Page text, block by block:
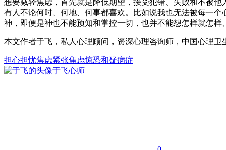
有人不论何时、何地、何事都喜欢。比如说我也无法被每一
神，即便是神也不能预知和掌控一切，也并不能想怎样就怎样
本文作者于飞，私人心理顾问，资深心理咨询师，中国心理
担心担忧焦虑紧张焦虑惊恐和疑病症
于飞心师